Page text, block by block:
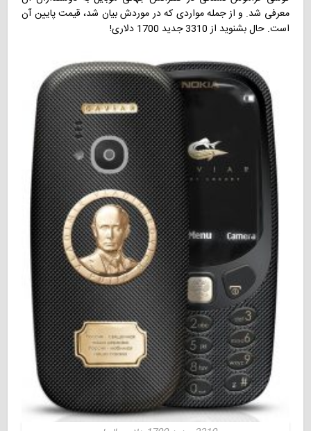
معرفی شد. و از جمله مواردی که در موردش بیان شد، قیمت پایین آن
است. حال بشنوید از 3310 جدید 1700 دلاری!